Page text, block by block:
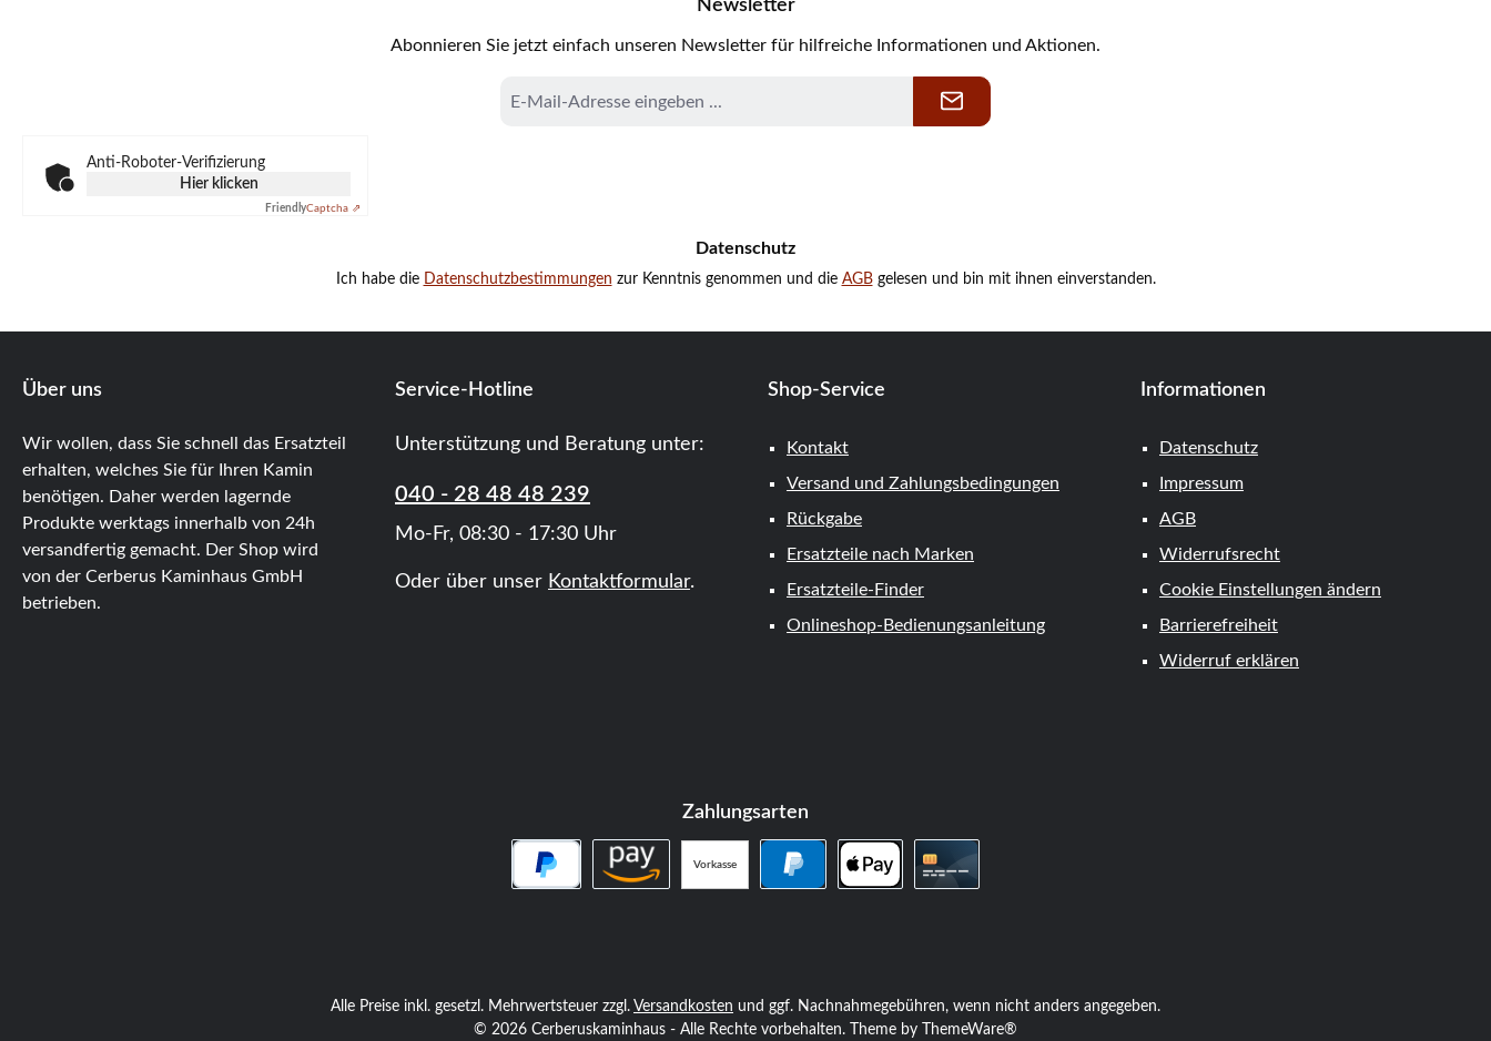
Newsletter
Abonnieren Sie jetzt einfach unseren Newsletter für hilfreiche Informationen und Aktionen.
Mail-
Anti-Roboter-Verifizierung
Hier klicken
FriendlyCaptcha ⇗
Datenschutz
Ich habe die Datenschutzbestimmungen zur Kenntnis genommen und die AGBgelesen und bin mit ihnen einverstanden.
Über uns
Wir wollen, dass Sie schnell das Ersatzteil
erhalten, welches Sie für Ihren Kamin
benötigen. Daher werden lagernde
Produkte werktags innerhalb von 24h
versandfertig gemacht. Der Shop wird
von der Cerberus Kaminhaus GmbH
betrieben.
Service-Hotline
Unterstützung und Beratung unter:
040 - 28 48 48 239
Mo-Fr, 08:30 - 17:30 Uhr
Oder über unser Kontaktformular.
Shop-Service
Kontakt
Versand und Zahlungsbedingungen
Rückgabe
Ersatzteile nach Marken
Ersatzteile-Finder
Onlineshop-Bedienungsanleitung
Informationen
Datenschutz
Impressum
AGB
Widerrufsrecht
Cookie Einstellungen ändern
Barrierefreiheit
Widerruf erklären
Zahlungsarten
Vorkasse
Alle Preise inkl. gesetzl. Mehrwertsteuer zzgl. Versandkosten und ggf. Nachnahmegebühren, wenn nicht anders angegeben.
© 2026 Cerberuskaminhaus - Alle Rechte vorbehalten. Theme by
ThemeWare®